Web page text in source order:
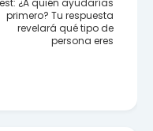
¿A quién ayudarías
primero? Tu respuesta
revelará qué tipo de
persona eres